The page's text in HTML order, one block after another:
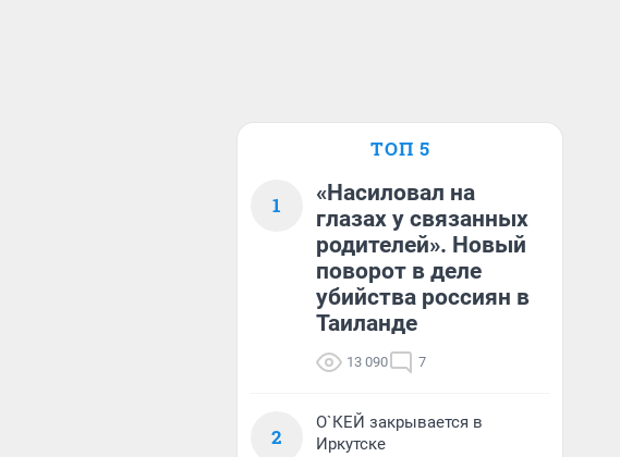
ТОП 5
1
«Насиловал на
глазах у связанных
родителей». Новый
поворот в деле
убийства россиян в
Таиланде
13 090 7
2
О`КЕЙ закрывается в
Иркутске